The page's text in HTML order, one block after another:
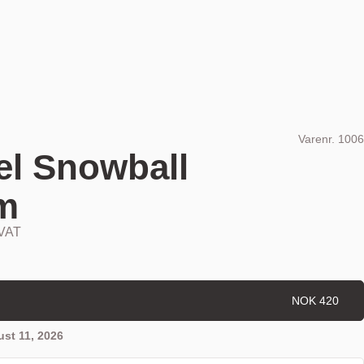
Varenr. 1006
Snowball
NOK 420
11, 2026